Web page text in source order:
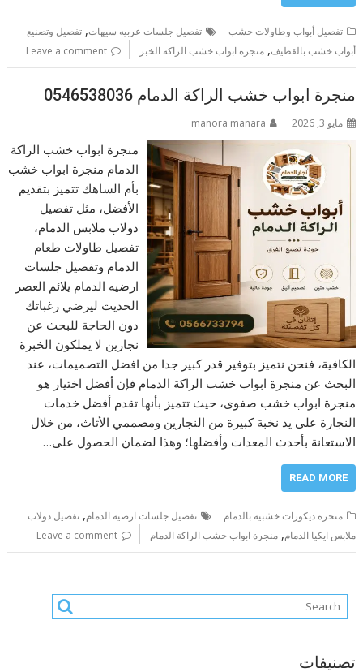
تفصيل أبواب وطاولات خشب تفصيل جلسات عربيه سيهات,تفصيل وتصنيع
أبواب خشب بالقطيف,منجرة ابواب خشب الراكة الخبر Leave a comment
منجرة ابواب خشب الراكة الدمام 0546538036
مايو 3, 2026 manora manara
منجرة ابواب خشب الراكة
الدمام منجرة ابواب خشب
بأم الساهك تتميز بتقديم
الأفضل، مثل تفصيل
دولاب ملابس الدمام،
تفصيل طاولات طعام
الدمام وتفصيل جلسات
ارضيه الدمام يلائم العصر
الحديث ليرضي رغباتك
دون الحاجة للبحث عن
نجارين لا يملكون الخبرة
الكافية، فنحن نتميز بتوفير قدر كبير جدا من افضل التصميمات، عند
البحث عن منجرة ابواب خشب الراكة الدمام فإن أفضل اختيار هو
منجرة ابواب خشب صفوى، حيث تتميز بأنها تقدم أفضل خدمات
النجارة على يد نخبة كبيرة من النجارين ومصممي الأثاث، من خلال
الاستعانة بأحدث المعدات وأفضلها؛ وهذا لضمان الحصول على…
READ MORE
منجرة ديكورات خشبية بالدمام تفصيل جلسات ارضيه الدمام,تفصيل دولاب
ملابس ايكيا الدمام,منجرة ابواب خشب الراكة الدمام Leave a comment
تصنيفات